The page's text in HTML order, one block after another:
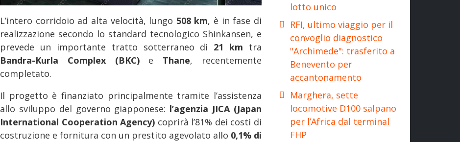
L’intero corridoio ad alta velocità, lungo 508 km, è in fase di
realizzazione secondo lo standard tecnologico Shinkansen, e
prevede un importante tratto sotterraneo di 21 km tra
Bandra-Kurla Complex (BKC)e Thane, recentemente
completato.
Il progetto è finanziato principalmente tramite l’assistenza
allo sviluppo del governo giapponese: l’agenzia JICA (Japan
International Cooperation Agency) coprirà l’81% dei costi di
costruzione e fornitura con un prestito agevolato allo 0,1% di
lotto unico
RFI, ultimo viaggio per il
convoglio diagnostico
"Archimede": trasferito a
Benevento per
accantonamento
Marghera, sette
locomotive D100 salpano
per l’Africa dal terminal
FHP